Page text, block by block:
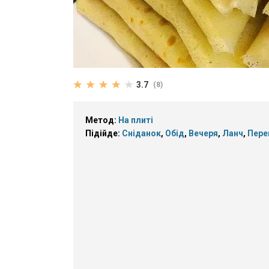
3.7 (8)
Метод: На плиті
Підійде: Сніданок, Обід, Вечеря, Ланч,